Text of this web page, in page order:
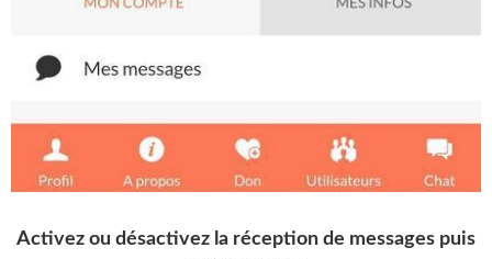
Activez ou désactivez la réception de messages puis